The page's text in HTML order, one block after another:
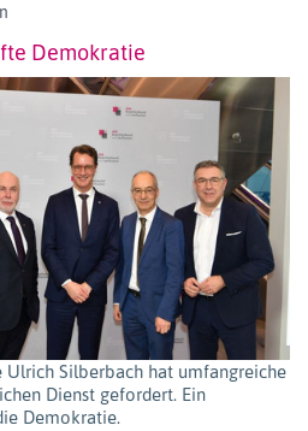
Demokratie
Ulrich Silberbach hat umfangreiche
Dienst gefordert. Ein
Demokratie.